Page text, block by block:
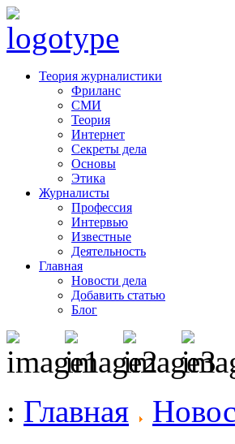
Теория журналистики
Фриланс
СМИ
Теория
Интернет
Секреты дела
Основы
Этика
Журналисты
Профессия
Интервью
Известные
Деятельность
Главная
Новости дела
Добавить статью
Блог
: Главная